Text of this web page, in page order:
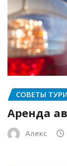
СОВЕТЫ
Аренда
Алекс